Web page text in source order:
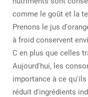
comme le goût et la
Prenons le jus
à froid conservent
C en plus que celles
Aujourd'hui, les
importance à ce
réduit d'ingrédients